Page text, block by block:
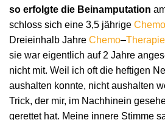
so erfolgte die Beinamputation
schloss sich eine 3,5 jährige Chemo
Dreieinhalb Jahre Chemo–Therapie
sie war eigentlich auf 2 Jahre
nicht mit. Weil ich oft die heftigen
aushalten konnte, nicht aushalten
Trick, der mir, im Nachhinein
gerettet hat. Meine innere Stimme